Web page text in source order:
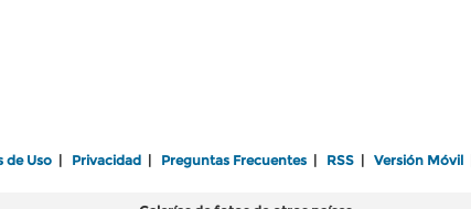
de Uso Privacidad Preguntas Frecuentes RSS Versión Móvil